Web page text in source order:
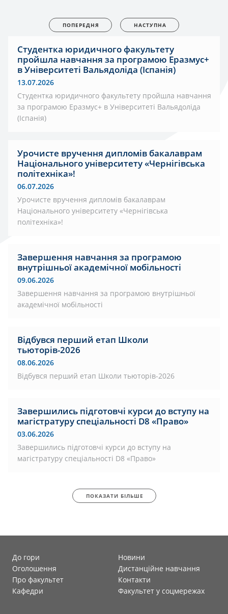
ПОПЕРЕДНЯ НАСТУПНА
Студентка юридичного факультету
пройшла навчання за програмою Еразмус+
в Університеті Вальядоліда (Іспанія)
13.07.2026
Студентка юридичного факультету пройшла навчання
за програмою Еразмус+ в Університеті Вальядоліда
(Іспанія)
Урочисте вручення дипломів бакалаврам
Національного університету «Чернігівська
політехніка»!
06.07.2026
Урочисте вручення дипломів бакалаврам
Національного університету «Чернігівська
політехніка»!
Завершення навчання за програмою
внутрішньої академічної мобільності
09.06.2026
Завершення навчання за програмою внутрішньої
академічної мобільності
Відбувся перший етап Школи
тьюторів-2026
08.06.2026
Відбувся перший етап Школи тьюторів-2026
Завершились підготовчі курси до вступу на
магістратуру спеціальності D8 «Право»
03.06.2026
Завершились підготовчі курси до вступу на
магістратуру спеціальності D8 «Право»
ПОКАЗАТИ БІЛЬШЕ
До гори
Новини
Оголошення
Дистанційне навчання
Про факультет
Контакти
Кафедри
Факультет у соцмережах